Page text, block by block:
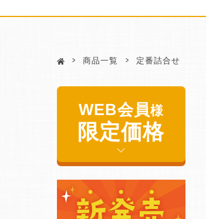
商品一覧 定番詰合せ
WEB会員様
限定価格